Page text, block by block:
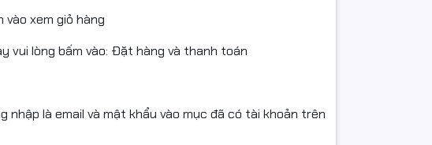
vào xem giỏ hàng
vui lòng bấm vào: Đặt hàng và thanh toán
là email và mật khẩu vào mục đã có tài khoản trên